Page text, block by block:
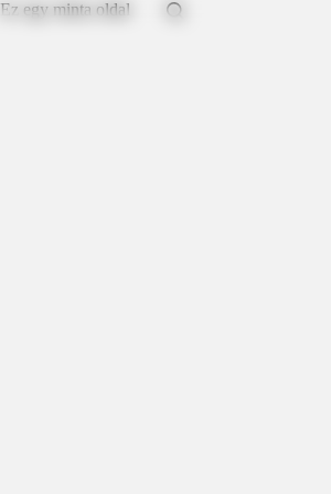
Ez egy minta oldal